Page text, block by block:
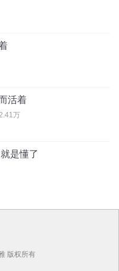
活着
2.41万
是懂了
版权所有